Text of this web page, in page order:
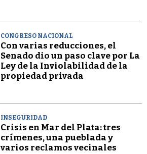
CONGRESO NACIONAL
Con varias reducciones, el
Senado dio un paso clave por La
Ley de la Inviolabilidad de la
propiedad privada
INSEGURIDAD
Crisis en Mar del Plata: tres
crímenes, una pueblada y
varios reclamos vecinales